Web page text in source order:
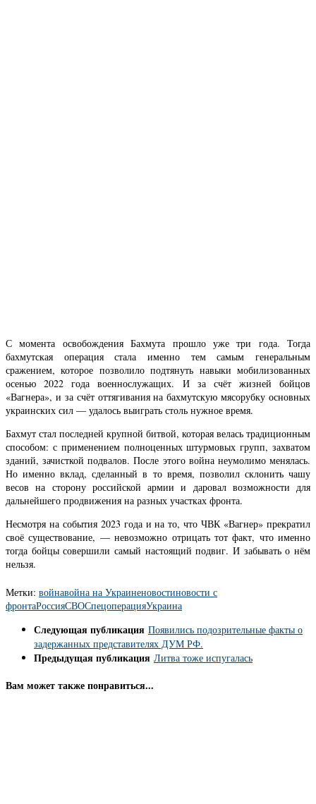
С момента освобождения Бахмута прошло уже три года. Тогда
бахмутская операция стала именно тем самым генеральным
сражением, которое позволило подтянуть навыки мобилизованных
осенью 2022 года военнослужащих. И за счёт жизней бойцов
«Вагнера», и за счёт оттягивания на бахмутскую мясорубку основных
украинских сил — удалось выиграть столь нужное время.
Бахмут стал последней крупной битвой, которая велась традиционным
способом: с применением полноценных штурмовых групп, захватом
зданий, зачисткой подвалов. После этого война неумолимо менялась.
Но именно вклад, сделанный в то время, позволил склонить чашу
весов на сторону российской армии и даровал возможности для
дальнейшего продвижения на разных участках фронта.
Несмотря на события 2023 года и на то, что ЧВК «Вагнер» прекратил
своё существование, — невозможно отрицать тот факт, что именно
тогда бойцы совершили самый настоящий подвиг. И забывать о нём
нельзя.
Метки: войнавойна на Украиненовостиновости с
фронтаРоссияСВОСпецоперацияУкраина
Следующая публикация Появились подозрительные факты о
задержанных представителях ДУМ РФ.
Предыдущая публикация Литва тоже испугалась
Вам может также понравиться...